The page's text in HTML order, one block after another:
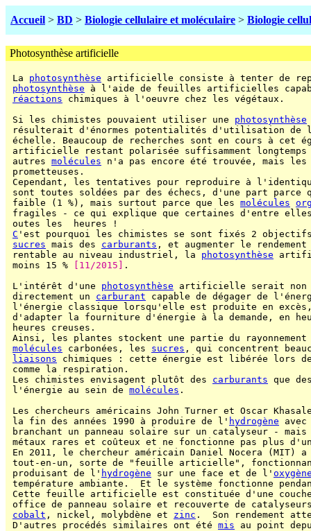
Accueil > BD > Biologie cellulaire et moléculaire > Biologie
Photosynthèse artificielle
La photosynthèse artificielle consiste à tenter de
photosynthèse à l'aide de feuilles artificielles
réactions chimiques à l'oeuvre chez les végétaux.
Si les chimistes pouvaient utiliser une photosynthèse
résulterait d'énormes potentialités d'utilisation de
échelle. Beaucoup de recherches sont en cours à cet
artificielle restant polarisée suffisamment
autres molécules n'a pas encore été trouvée, mais les
prometteuses.
Cependant, les tentatives pour reproduire à
sont toutes soldées par des échecs, d'une part parce
faible (1 %), mais surtout parce que les molécules
fragiles - ce qui explique que certaines d'entre elles
outes les  heures !
C 'est pourquoi les chimistes se sont fixés 2
sucres mais des carburants , et augmenter le
rentable au niveau industriel, la photosynthèse
moins 15 %
[11/2015]
.
L'intérêt d'une photosynthèse artificielle serait non
directement un carburant capable de dégager de
l'énergie classique lorsqu'elle est produite en
d'adapter la fourniture d'énergie à la demande, en
heures creuses.
Ainsi, les plantes stockent une partie du
molécules carbonées, les sucres , qui concentrent
liaisons chimiques : cette énergie est libérée lors de
comme la respiration.
Les chimistes envisagent plutôt des carburants que
l'énergie au sein de molécules .
Les chercheurs américains John Turner et Oscar
la fin des années 1990 à produire de l' hydrogène avec
branchant un panneau solaire sur un catalyseur -
métaux rares et coûteux et ne fonctionne pas plus
En 2011, le chercheur américain Daniel Nocera (MIT)
tout-en-un, sorte de "feuille articielle",
produisant de l' hydrogène sur une face et de l'
température ambiante.  Et le système fonctionne
Cette feuille artificielle est constituée d'une
office de panneau solaire et recouverte de
cobalt , nickel, molybdène et zinc .  Son rendement
D'autres procédés similaires ont été mis au point